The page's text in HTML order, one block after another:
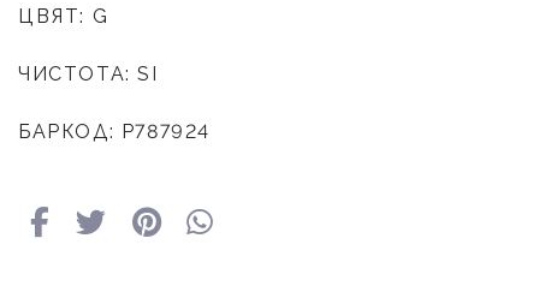
ЦВЯТ: G
ЧИСТОТА: SI
БАРКОД: Р787924